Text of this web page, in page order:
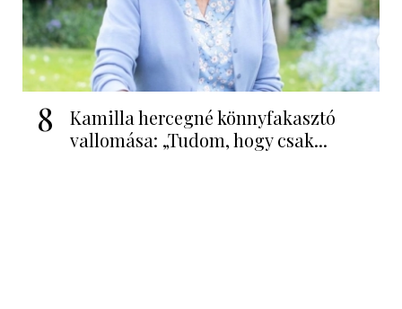
8
Kamilla hercegné könnyfakasztó
vallomása: „Tudom, hogy csak...